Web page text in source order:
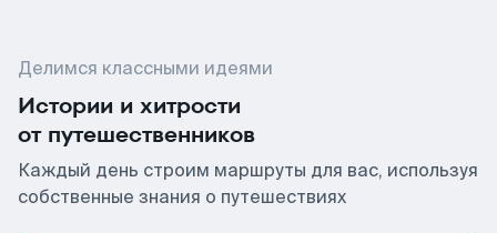
Делимся классными идеями
Истории и хитрости
от путешественников
Каждый день строим маршруты для вас, используя
собственные знания о путешествиях